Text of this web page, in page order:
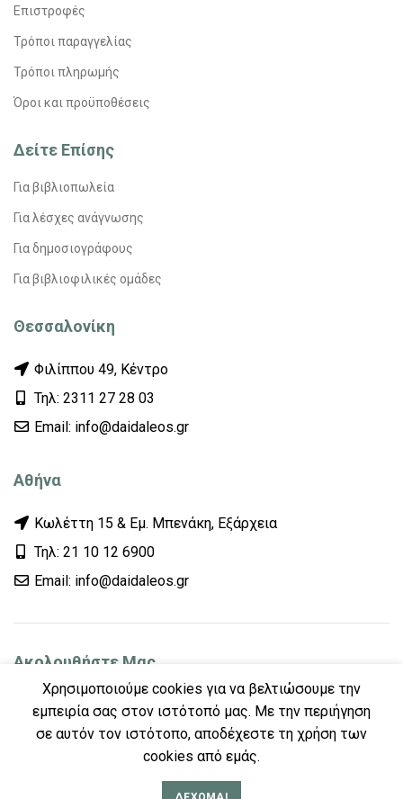
Επιστροφές
Τρόποι παραγγελίας
Τρόποι πληρωμής
Όροι και προϋποθέσεις
Δείτε Επίσης
Για βιβλιοπωλεία
Για λέσχες ανάγνωσης
Για δημοσιογράφους
Για βιβλιοφιλικές ομάδες
Θεσσαλονίκη
Φιλίππου 49, Κέντρο
Τηλ: 2311 27 28 03
Εmail: info@daidaleos.gr
Αθήνα
Κωλέττη 15 & Εμ. Μπενάκη, Εξάρχεια
Τηλ: 21 10 12 6900
Εmail: info@daidaleos.gr
Ακολουθήστε Μας
Χρησιμοποιούμε cookies για να βελτιώσουμε την
εμπειρία σας στον ιστότοπό μας. Με την περιήγηση
σε αυτόν τον ιστότοπο, αποδέχεστε τη χρήση των
cookies από εμάς.